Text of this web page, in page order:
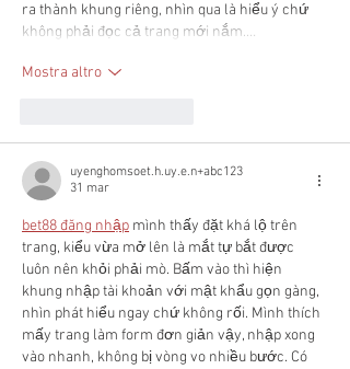
ra thành khung riêng, nhìn qua là hiểu ý chứ
không phải đọc cả trang mới nắm.…
Mostra altro
uyenghomsoet.h.uy.e.n+abc123
31 mar
bet88 đăng nhập mình thấy đặt khá lộ trên
trang, kiểu vừa mở lên là mắt tự bắt được
luôn nên khỏi phải mò. Bấm vào thì hiện
khung nhập tài khoản với mật khẩu gọn gàng,
nhìn phát hiểu ngay chứ không rối. Mình thích
mấy trang làm form đơn giản vậy, nhập xong
vào nhanh, không bị vòng vo nhiều bước. Có